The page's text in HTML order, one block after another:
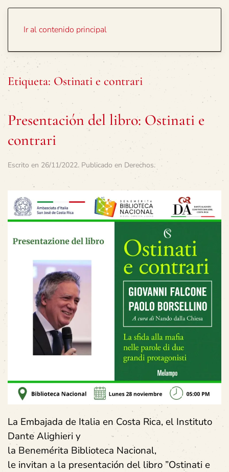
Ir al contenido principal
Etiqueta: Ostinati e contrari
Presentación del libro: Ostinati e
contrari
Escrito en 26/11/2022. Publicado en Derechos.
La Embajada de Italia en Costa Rica, el Instituto
Dante Alighieri y
la Benemérita Biblioteca Nacional,
le invitan a la presentación del libro ”Ostinati e